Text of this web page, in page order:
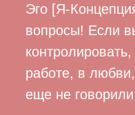
Эго [Я-
вопросы! Если
работе, в
еще не